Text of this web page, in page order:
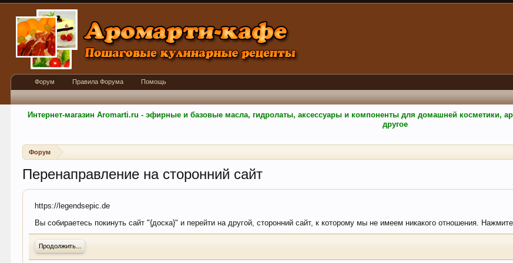
Интернет-магазин Aromarti.ru - эфирные и базовые масла, гидролаты, аксессуары и компоненты для домашней косметики,
другое
Форум
Перенаправление на сторонний сайт
https://legendsepic.de
Вы собираетесь покинуть сайт "{доска}" и перейти на другой, сторонний сайт, к которому мы не имеем никакого отношения.
Продолжить...
Форум Правила Форума Помощь